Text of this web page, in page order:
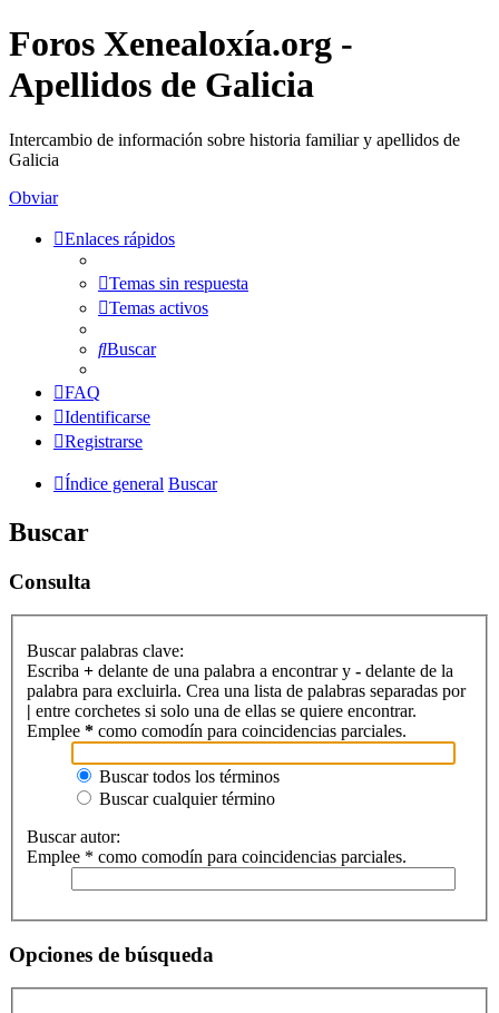
Foros Xenealoxía.org -
Apellidos de Galicia
Intercambio de información sobre historia familiar y apellidos de
Galicia
Obviar
Enlaces rápidos
Temas sin respuesta
Temas activos
Buscar
FAQ
Identificarse
Registrarse
Índice general Buscar
Buscar
Consulta
Buscar palabras clave:
Escriba + delante de una palabra a encontrar y - delante de la
palabra para excluirla. Crea una lista de palabras separadas por
| entre corchetes si solo una de ellas se quiere encontrar.
Emplee * como comodín para coincidencias parciales.
Buscar todos los términos
Buscar cualquier término
Buscar autor:
Emplee * como comodín para coincidencias parciales.
Opciones de búsqueda